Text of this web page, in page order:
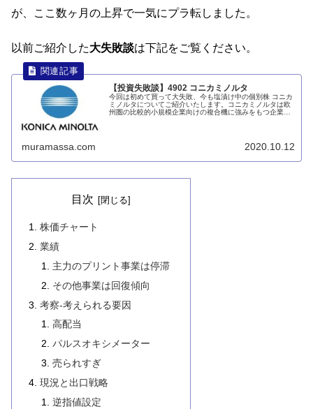
が、ここ数ヶ月の上昇で一気にプラ転しました。
以前ご紹介した大失敗談は下記をご覧ください。
【投資失敗談】4902 コニカミノルタ
今回は初めて買って大失敗、今も塩漬け中の個別株 コニカ
ミノルタについてご紹介いたします。コニカミノルタは欧
州圏の比較的小規模企業向けの複合機に強みをもつ企業で
muramassa.com 2020.10.12
目次
株価チャート
業績
主力のプリント事業は停滞
その他事業は回復傾向
考察-考えられる要因
高配当
パルスオキシメーター
売られすぎ
現況と出口戦略
逆指値設定